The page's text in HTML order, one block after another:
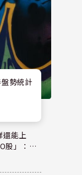
勢統計
還能上
股」：每